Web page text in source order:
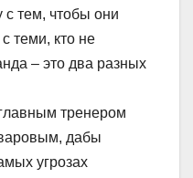
с тем, чтобы они
теми, кто не
– это два разных
тренером
дабы
угрозах